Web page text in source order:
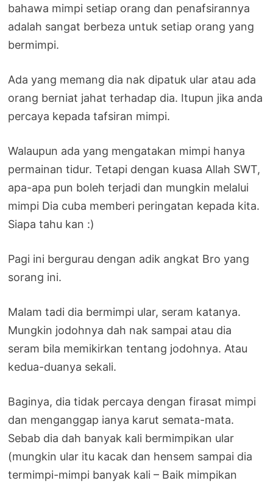
bahawa mimpi setiap orang dan penafsirannya
adalah sangat berbeza untuk setiap orang yang
bermimpi.
Ada yang memang dia nak dipatuk ular atau ada
orang berniat jahat terhadap dia. Itupun jika anda
percaya kepada tafsiran mimpi.
Walaupun ada yang mengatakan mimpi hanya
permainan tidur. Tetapi dengan kuasa Allah SWT,
apa-apa pun boleh terjadi dan mungkin melalui
mimpi Dia cuba memberi peringatan kepada kita.
Siapa tahu kan :)
Pagi ini bergurau dengan adik angkat Bro yang
sorang ini.
Malam tadi dia bermimpi ular, seram katanya.
Mungkin jodohnya dah nak sampai atau dia
seram bila memikirkan tentang jodohnya. Atau
kedua-duanya sekali.
Baginya, dia tidak percaya dengan firasat mimpi
dan menganggap ianya karut semata-mata.
Sebab dia dah banyak kali bermimpikan ular
(mungkin ular itu kacak dan hensem sampai dia
termimpi-mimpi banyak kali – Baik mimpikan